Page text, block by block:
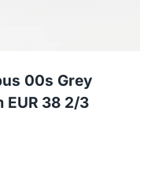
00s Grey
EUR 38 2/3